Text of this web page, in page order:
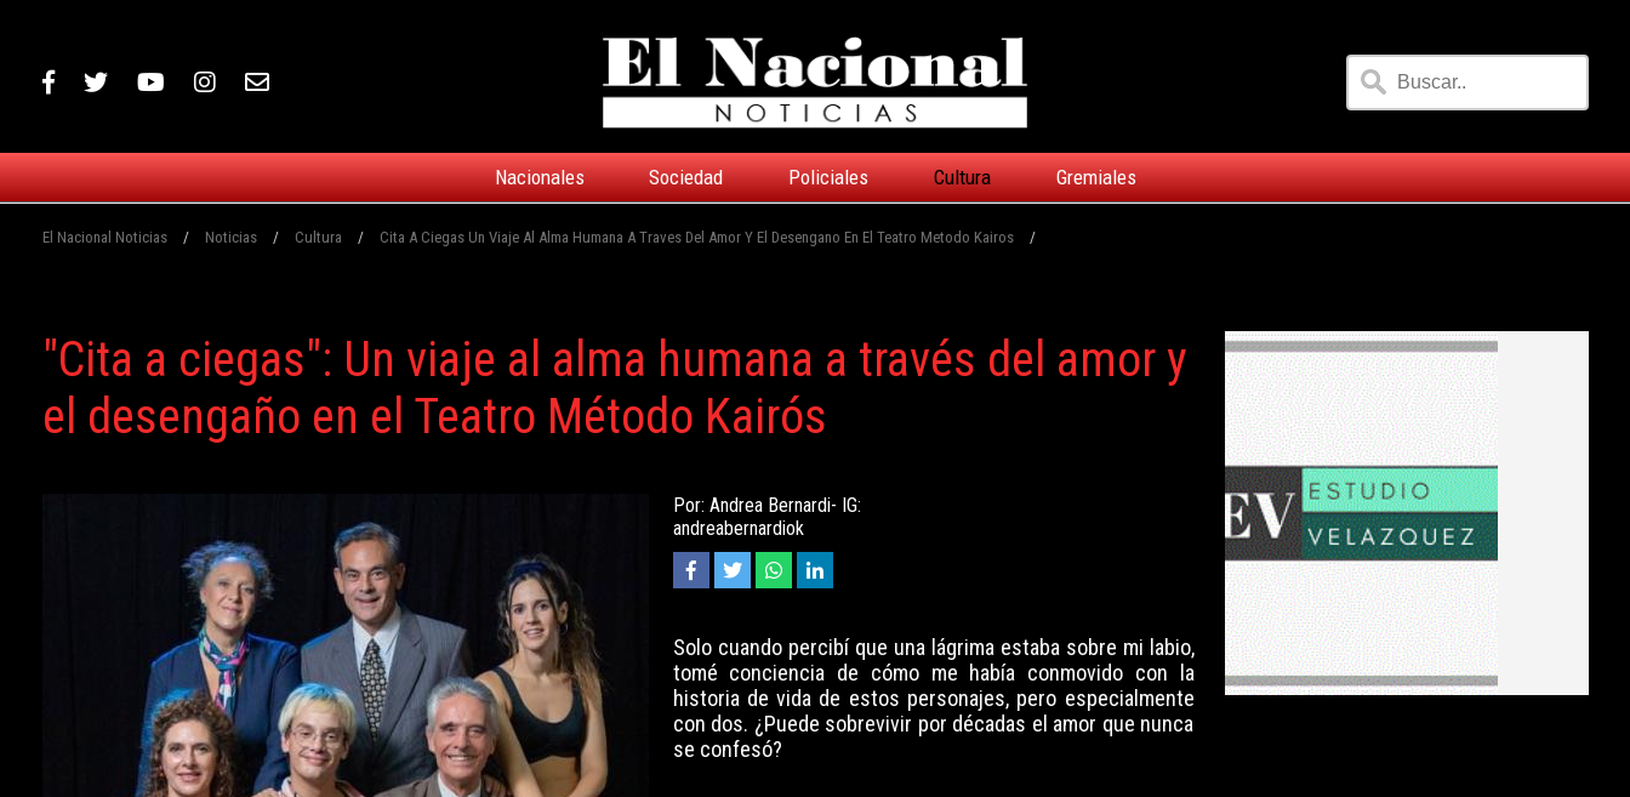
Nacionales Sociedad Policiales Cultura Gremiales
El Nacional Noticias / Noticias / Cultura / Cita A Ciegas Un Viaje Al Alma Humana A Traves Del Amor Y El Desengano En El Teatro Metodo Kairos /
"Cita a ciegas": Un viaje al alma humana a través del amor y
el desengaño en el Teatro Método Kairós
Por: Andrea Bernardi- IG:
andreabernardiok
Solo cuando percibí que una lágrima estaba sobre mi labio,
tomé conciencia de cómo me había conmovido con la
historia de vida de estos personajes, pero especialmente
con dos. ¿Puede sobrevivir por décadas el amor que nunca
se confesó?